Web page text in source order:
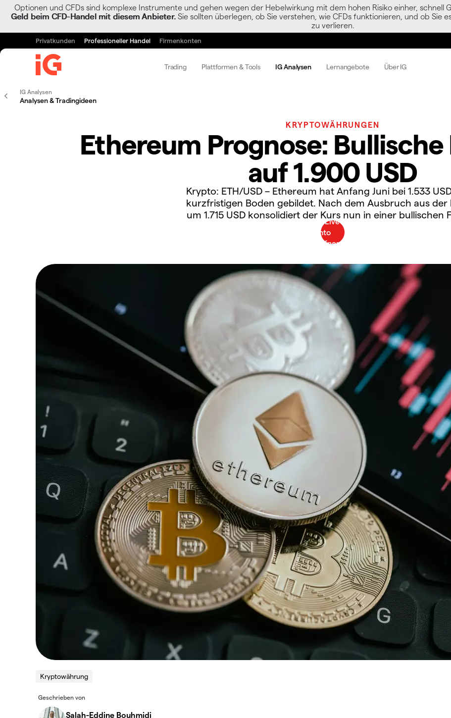
Optionen und CFDs sind komplexe Instrumente und gehen wegen der Hebelwirkung mit dem hohen Risiko einher, schnell
Geld beim CFD-Handel mit diesem Anbieter. Sie sollten überlegen, ob Sie verstehen, wie CFDs funktionieren, und ob Sie
zu verlieren.
Privatkunden Professioneller Handel Firmenkonten
Trading Plattformen & Tools IG Analysen Lernangebote Über IG
IG Analysen
Analysen & Tradingideen
KRYPTOWÄHRUNGEN
Ethereum Prognose:
auf 1.900 USD
Krypto: ETH/USD – Ethereum hat Anfang Juni bei 1.533
kurzfristigen Boden gebildet. Nach dem Ausbruch aus der
um 1.715 USD konsolidiert der Kurs nun in einer bullischen
Kryptowährung
Geschrieben von
Salah-Eddine Bouhmidi